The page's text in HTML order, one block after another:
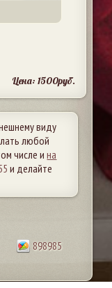
Цена: 1500руб.
виду
любой
числе ина
и делайте
898985